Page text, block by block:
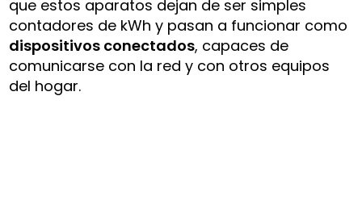
que estos aparatos dejan de ser simples
contadores de kWh y pasan a funcionar como
dispositivos conectados, capaces de
comunicarse con la red y con otros equipos
del hogar.